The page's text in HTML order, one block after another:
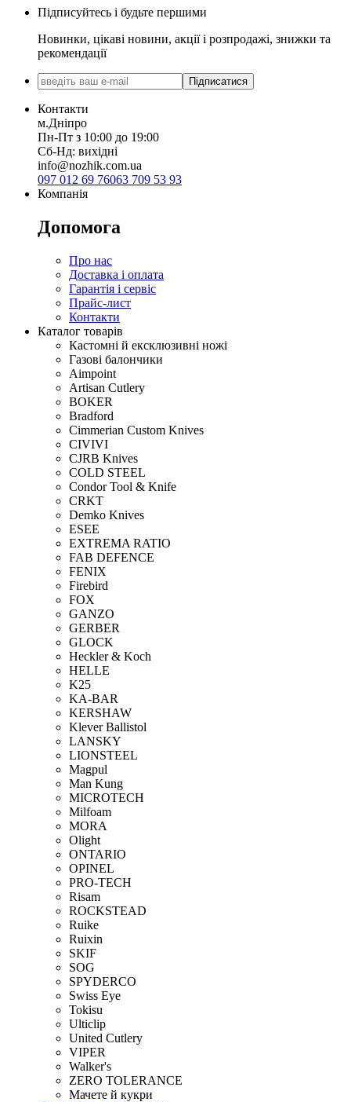
Підписуйтесь і будьте першими
Новинки, цікаві новини, акції і розпродажі, знижки та
рекомендації
Підписатися
Контакти
м.Дніпро
Пн-Пт з 10:00 до 19:00
Сб-Нд: вихідні
info@nozhik.com.ua
097 012 69 76063 709 53 93
Компанія
Допомога
Про нас
Доставка і оплата
Гарантія і сервіс
Прайс-лист
Контакти
Каталог товарів
Кастомні й ексклюзивні ножі
Газові балончики
Aimpoint
Artisan Cutlery
BOKER
Bradford
Cimmerian Custom Knives
CIVIVI
CJRB Knives
COLD STEEL
Condor Tool & Knife
CRKT
Demko Knives
ESEE
EXTREMA RATIO
FAB DEFENCE
FENIX
Firebird
FOX
GANZO
GERBER
GLOCK
Heckler & Koch
HELLE
K25
KA-BAR
KERSHAW
Klever Ballistol
LANSKY
LIONSTEEL
Magpul
Man Kung
MICROTECH
Milfoam
MORA
Olight
ONTARIO
OPINEL
PRO-TECH
Risam
ROCKSTEAD
Ruike
Ruixin
SKIF
SOG
SPYDERCO
Swiss Eye
Tokisu
Ulticlip
United Cutlery
VIPER
Walker's
ZERO TOLERANCE
Мачете й кукри